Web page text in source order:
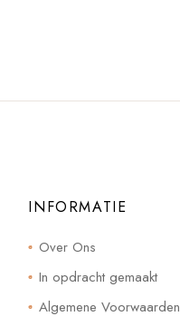
INFORMATIE
Over Ons
In opdracht gemaakt
Algemene Voorwaarden